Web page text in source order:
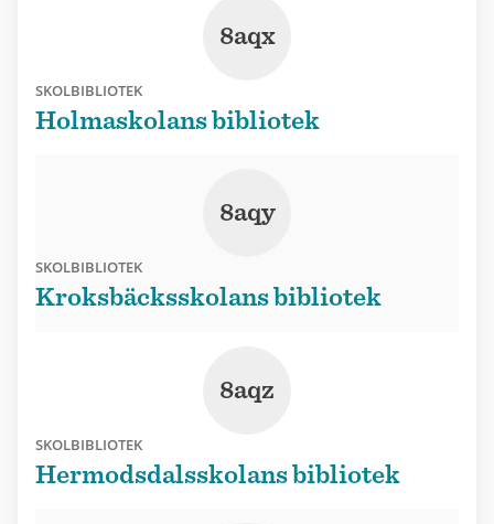
8aqx
SKOLBIBLIOTEK
Holmaskolans bibliotek
8aqy
SKOLBIBLIOTEK
Kroksbäcksskolans bibliotek
8aqz
SKOLBIBLIOTEK
Hermodsdalsskolans bibliotek